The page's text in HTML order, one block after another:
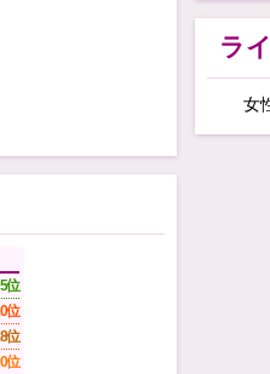
5位
位
位
位
ラ
女